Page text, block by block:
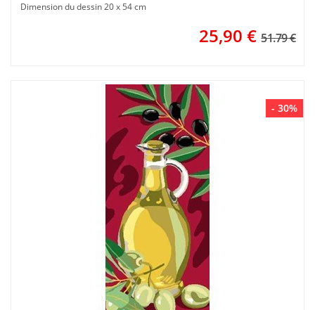
Dimension du dessin 20 x 54 cm
25,90 € 51.79 €
- 30%